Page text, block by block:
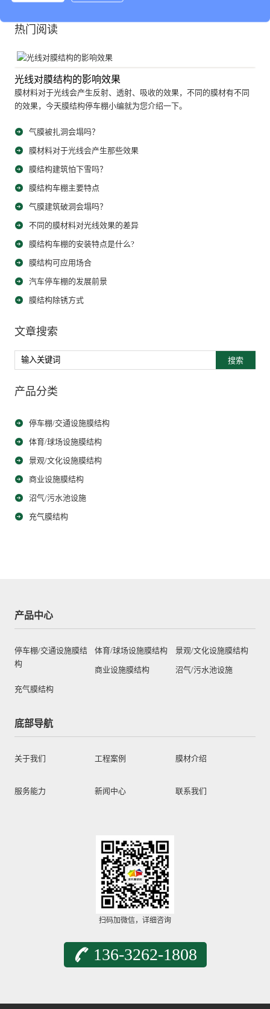
热门阅读
光线对膜结构的影响效果
膜材料对于光线会产生反射、透射、吸收的效果，不同的膜材有不同
的效果，今天膜结构停车棚小编就为您介绍一下。
气膜被扎洞会塌吗？
膜材料对于光线会产生那些效果
膜结构建筑怕下雪吗？
膜结构车棚主要特点
气膜建筑破洞会塌吗？
不同的膜材料对光线效果的差异
膜结构车棚的安装特点是什么?
膜结构可应用场合
汽车停车棚的发展前景
膜结构除锈方式
文章搜索
搜索
产品分类
停车棚/交通设施膜结构
体育/球场设施膜结构
景观/文化设施膜结构
商业设施膜结构
沼气/污水池设施
充气膜结构
产品中心
停车棚/交通设施膜结
构
体育/球场设施膜结构 景观/文化设施膜结构
商业设施膜结构 沼气/污水池设施
充气膜结构
底部导航
关于我们 工程案例 膜材介绍
服务能力 新闻中心 联系我们
扫码加微信，详细咨询
136-3262-1808